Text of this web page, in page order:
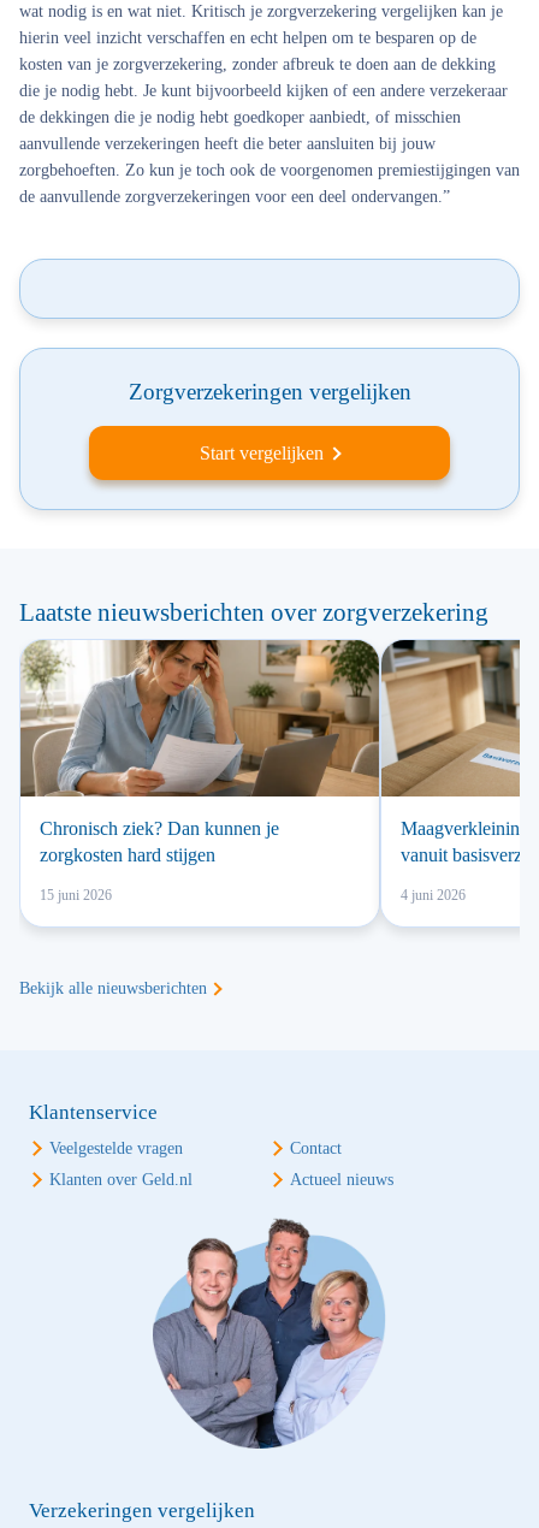
wat nodig is en wat niet. Kritisch je zorgverzekering vergelijken kan je
hierin veel inzicht verschaffen en echt helpen om te besparen op de
kosten van je zorgverzekering, zonder afbreuk te doen aan de dekking
die je nodig hebt. Je kunt bijvoorbeeld kijken of een andere verzekeraar
de dekkingen die je nodig hebt goedkoper aanbiedt, of misschien
aanvullende verzekeringen heeft die beter aansluiten bij jouw
zorgbehoeften. Zo kun je toch ook de voorgenomen premiestijgingen van
de aanvullende zorgverzekeringen voor een deel ondervangen.”
Zorgverzekeringen vergelijken
Start vergelijken
Laatste nieuwsberichten over zorgverzekering
Chronisch ziek? Dan kunnen je
zorgkosten hard stijgen
15 juni 2026
Maagverkleining
vanuit
4 juni 2026
Bekijk alle nieuwsberichten
Klantenservice
Veelgestelde vragen
Contact
Klanten over Geld.nl
Actueel nieuws
Verzekeringen vergelijken